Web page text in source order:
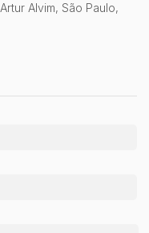
Alvim, São Paulo,